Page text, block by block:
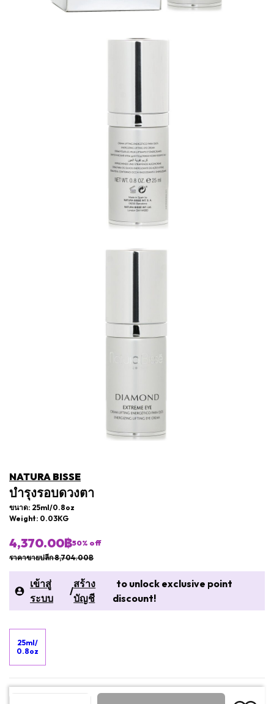
NATURA BISSE
บำรุงรอบดวงตา
ขนาด: 25ml/0.8oz
Weight: 0.03KG
4,370.00฿50% off
ราคาขายปลีก 8,704.00฿
เข้าสู่
ระบบ
/
สร้าง
บัญชี
to unlock exclusive point
discount!
25ml/
0.8oz